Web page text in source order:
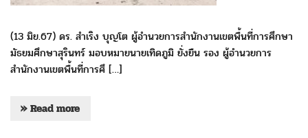
(13 มิย.67) ดร. สำเริง บุญโต ผู้อำนวยการสำนักงานเขตพื้นที่การศึกษา
มัธยมศึกษาสุรินทร์ มอบหมายนายเทิดภูมิ ยั่งยืน รอง ผู้อำนวยการ
สำนักงานเขตพื้นที่การศึ […]
» Read more